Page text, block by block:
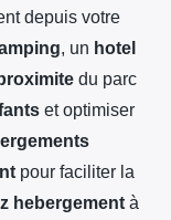
depuis votre
, un hotel
du parc
et optimiser
pour faciliter la
hebergement à